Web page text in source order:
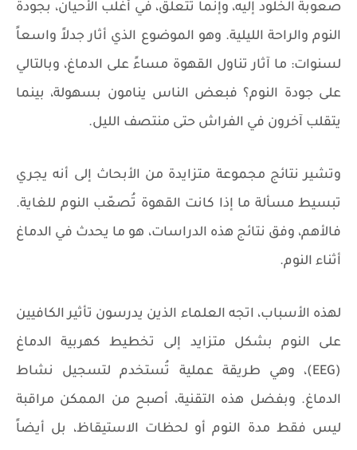
صعوبة الخلود إليه، وإنما تتعلق، في أغلب الأحيان، بجودة
النوم والراحة الليلية. وهو الموضوع الذي أثار جدلاً واسعاً
لسنوات: ما آثار تناول القهوة مساءً على الدماغ، وبالتالي
على جودة النوم؟ فبعض الناس ينامون بسهولة، بينما
يتقلب آخرون في الفراش حتى منتصف الليل.
وتشير نتائج مجموعة متزايدة من الأبحاث إلى أنه يجري
تبسيط مسألة ما إذا كانت القهوة تُصعّب النوم للغاية.
فالأهم، وفق نتائج هذه الدراسات، هو ما يحدث في الدماغ
أثناء النوم.
لهذه الأسباب، اتجه العلماء الذين يدرسون تأثير الكافيين
على النوم بشكل متزايد إلى تخطيط كهربية الدماغ
(EEG)، وهي طريقة عملية تُستخدم لتسجيل نشاط
الدماغ. وبفضل هذه التقنية، أصبح من الممكن مراقبة
ليس فقط مدة النوم أو لحظات الاستيقاظ، بل أيضاً